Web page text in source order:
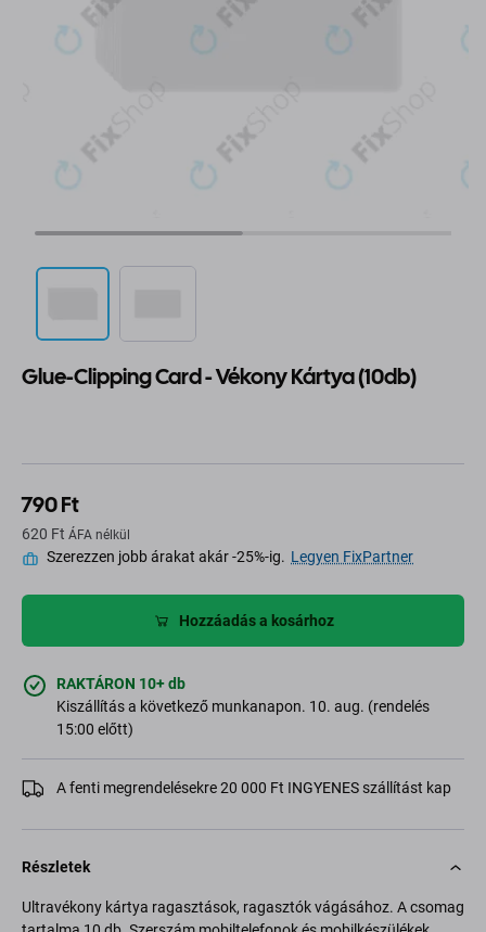
Glue-Clipping Card - Vékony Kártya (10db)
790 Ft
620 Ft ÁFA nélkül
Szerezzen jobb árakat akár -25%-ig. Legyen FixPartner
Hozzáadás a kosárhoz
RAKTÁRON 10+ db
Kiszállítás a következő munkanapon. 10. aug. (rendelés
15:00 előtt)
A fenti megrendelésekre 20 000 Ft INGYENES szállítást kap
Részletek
Ultravékony kártya ragasztások, ragasztók vágásához. A csomag